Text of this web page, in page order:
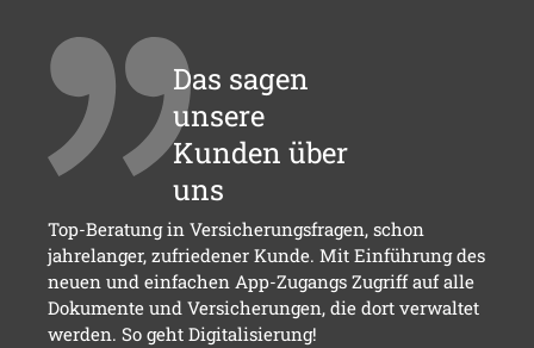
Das sagen
unsere
Kunden über
uns
Top-Beratung in Versicherungsfragen, schon
jahrelanger, zufriedener Kunde. Mit Einführung des
neuen und einfachen App-Zugangs Zugriff auf alle
Dokumente und Versicherungen, die dort verwaltet
werden. So geht Digitalisierung!